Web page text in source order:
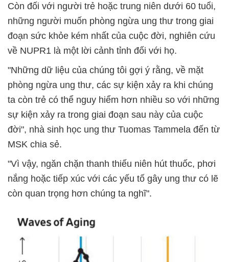
Còn đối với người trẻ hoặc trung niên dưới 60 tuổi,
những người muốn phòng ngừa ung thư trong giai
đoạn sức khỏe kém nhất của cuộc đời, nghiên cứu
về NUPR1 là một lời cảnh tỉnh đối với họ.
"Những dữ liệu của chúng tôi gợi ý rằng, về mặt
phòng ngừa ung thư, các sự kiện xảy ra khi chúng
ta còn trẻ có thể nguy hiểm hơn nhiều so với những
sự kiện xảy ra trong giai đoạn sau này của cuộc
đời", nhà sinh học ung thư Tuomas Tammela đến từ
MSK chia sẻ.
"Vì vậy, ngăn chặn thanh thiếu niên hút thuốc, phơi
nắng hoặc tiếp xúc với các yếu tố gây ung thư có lẽ
còn quan trọng hơn chúng ta nghĩ".